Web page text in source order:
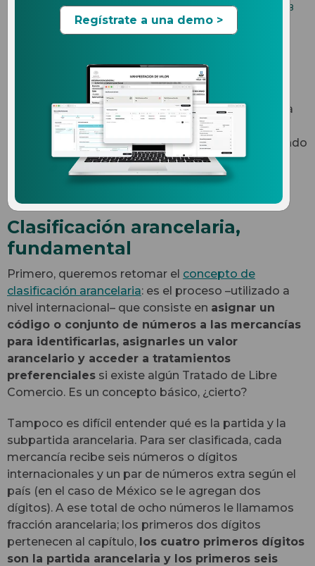
COMPLIANCE EN COMERCIO EXTERIOR 04.05.2018
¿Qué es la partida y la
Los conceptos de partida y subpartida arancelaria
son, aparentemente, bastante sencillos y básicos
dentro del comercio exterior, pero siguen generando
dudas. Esperamos aclararlas con un ejemplo de
metales y manufacturas de metales que
Clasificación arancelaria,
fundamental
Primero, queremos retomar el concepto de
clasificación arancelaria: es el proceso –utilizado a
nivel internacional­– que consiste en asignar un
código o conjunto de números a las mercancías
para identificarlas, asignarles un valor
arancelario y acceder a tratamientos
preferenciales si existe algún Tratado de Libre
Comercio. Es un concepto básico, ¿cierto?
Tampoco es difícil entender qué es la partida y la
subpartida arancelaria. Para ser clasificada, cada
mercancía recibe seis números o dígitos
internacionales y un par de números extra según el
país (en el caso de México se le agregan dos
dígitos). A ese total de ocho números le llamamos
fracción arancelaria; los primeros dos dígitos
pertenecen al capítulo, los cuatro primeros dígitos
son la partida arancelaria y los primeros seis
Regístrate a una demo >